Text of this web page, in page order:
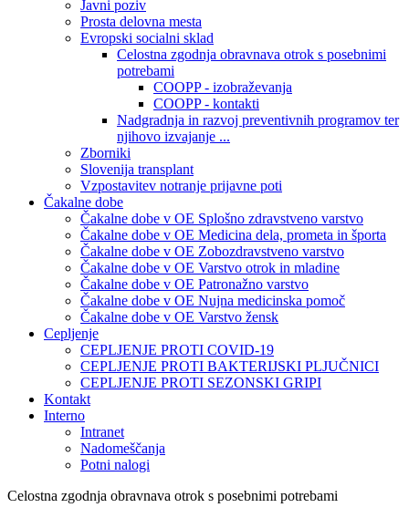
Javni poziv
Prosta delovna mesta
Evropski socialni sklad
Celostna zgodnja obravnava otrok s posebnimi
potrebami
COOPP - izobraževanja
COOPP - kontakti
Nadgradnja in razvoj preventivnih programov ter
njihovo izvajanje ...
Zborniki
Slovenija transplant
Vzpostavitev notranje prijavne poti
Čakalne dobe
Čakalne dobe v OE Splošno zdravstveno varstvo
Čakalne dobe v OE Medicina dela, prometa in športa
Čakalne dobe v OE Zobozdravstveno varstvo
Čakalne dobe v OE Varstvo otrok in mladine
Čakalne dobe v OE Patronažno varstvo
Čakalne dobe v OE Nujna medicinska pomoč
Čakalne dobe v OE Varstvo žensk
Cepljenje
CEPLJENJE PROTI COVID-19
CEPLJENJE PROTI BAKTERIJSKI PLJUČNICI
CEPLJENJE PROTI SEZONSKI GRIPI
Kontakt
Interno
Intranet
Nadomeščanja
Potni nalogi
Celostna zgodnja obravnava otrok s posebnimi potrebami